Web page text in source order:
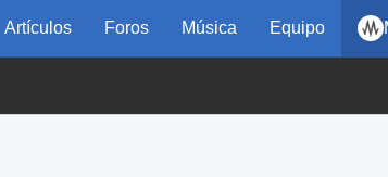
Artículos Foros Música Equipo